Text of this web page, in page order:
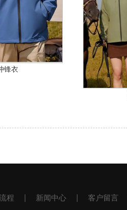
锋衣
程 新闻中心 客户留言